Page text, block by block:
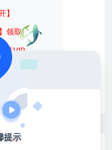
】
录】领取
送VIP
提示